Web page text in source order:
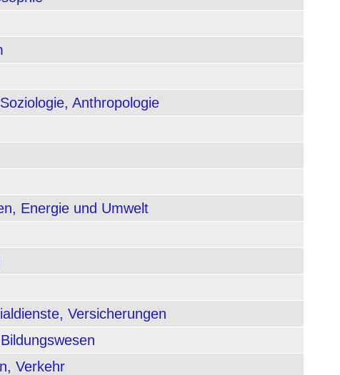
Anthropologie
Energie und Umwelt
Versicherungen
Verkehr